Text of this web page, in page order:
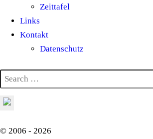
Zeittafel
Links
Kontakt
Datenschutz
© 2006 - 2026